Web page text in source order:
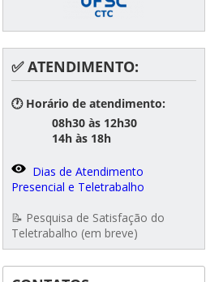
✅ ATENDIMENTO:
🕐 Horário de atendimento:
08h30 às 12h30
14h às 18h
Dias de Atendimento
Presencial e Teletrabalho
📝 Pesquisa de Satisfação do
Teletrabalho (em breve)